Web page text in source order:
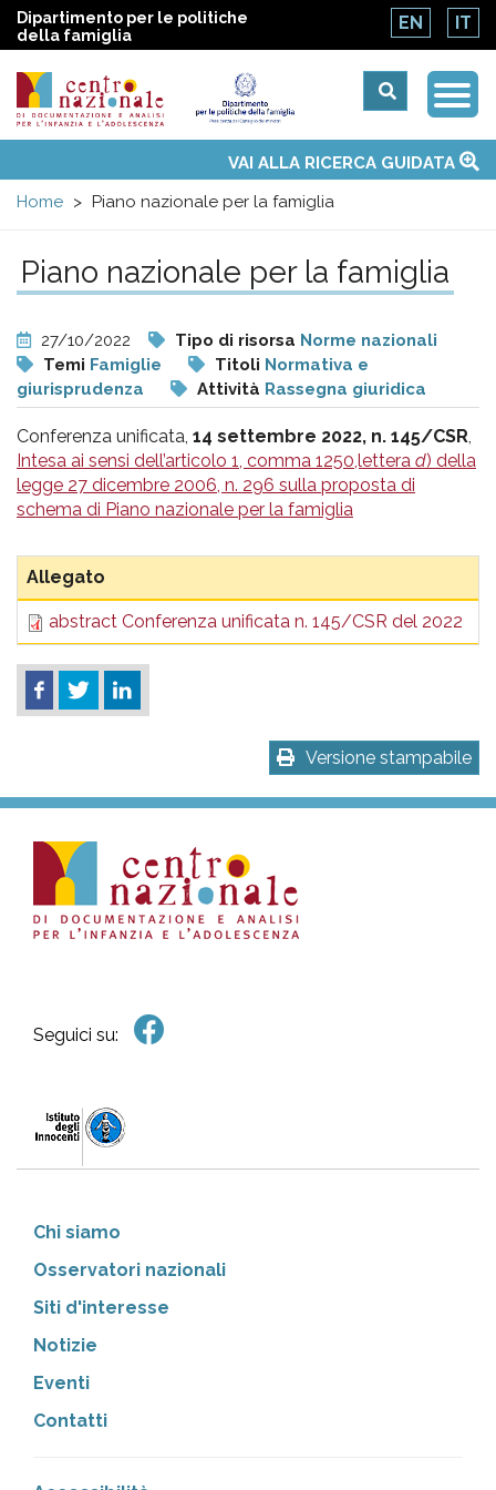
Dipartimento per le politiche
della famiglia
EN IT
Centro
nazionale
di
Documentazione
e
analisi
pr
l'infanzia
e
l'adolescenza
menu
Temi
Attività
Convenzione ONUVAI ALLA RICERCA GUIDATA
Home
Piano nazionale per la famiglia
Piano nazionale per la famiglia
27/10/2022 Tipo di risorsa Norme nazionali
Temi Famiglie Titoli Normativa e
giurisprudenza
Attività Rassegna giuridica
Conferenza unificata, 14 settembre 2022, n. 145/CSR,
Intesa ai sensi dell’articolo 1, comma 1250,lettera d) della
legge 27 dicembre 2006, n. 296 sulla proposta di
schema di Piano nazionale per la famiglia
Allegato
abstract Conferenza unificata n. 145/CSR del 2022
Versione stampabile
Seguici su:
Chi siamo
Osservatori nazionali
Siti d'interesse
Notizie
Eventi
Contatti